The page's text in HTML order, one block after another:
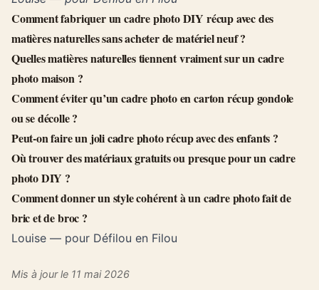
Comment fabriquer un cadre photo DIY récup avec des
matières naturelles sans acheter de matériel neuf ?
Quelles matières naturelles tiennent vraiment sur un cadre
photo maison ?
Comment éviter qu’un cadre photo en carton récup gondole
ou se décolle ?
Peut-on faire un joli cadre photo récup avec des enfants ?
Où trouver des matériaux gratuits ou presque pour un cadre
photo DIY ?
Comment donner un style cohérent à un cadre photo fait de
bric et de broc ?
Louise — pour Défilou en Filou
Mis à jour le 11 mai 2026